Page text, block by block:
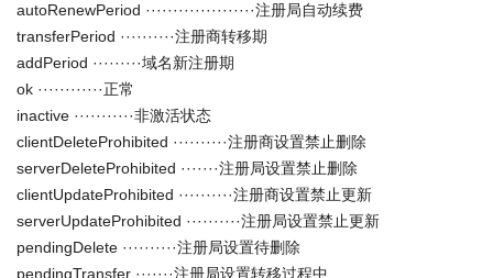
autoRenewPeriod ····················注册局自动续费
transferPeriod ··········注册商转移期
addPeriod ·········域名新注册期
ok ············正常
inactive ···········非激活状态
clientDeleteProhibited ··········注册商设置禁止删除
serverDeleteProhibited ·······注册局设置禁止删除
clientUpdateProhibited ··········注册商设置禁止更新
serverUpdateProhibited ··········注册局设置禁止更新
pendingDelete ··········注册局设置待删除
pendingTransfer ·······注册局设置转移过程中